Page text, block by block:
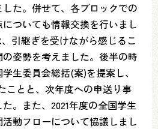
た。併せて、各ブロックでの
ついても情報交換を行いまし
引継ぎを受けながら感じるこ
姿勢を考えました。後半の時
生委員会総括(案)を提案し、
ことと、次年度への申送り事
。また、2021年度の全国学生
動フローについて協議しまし